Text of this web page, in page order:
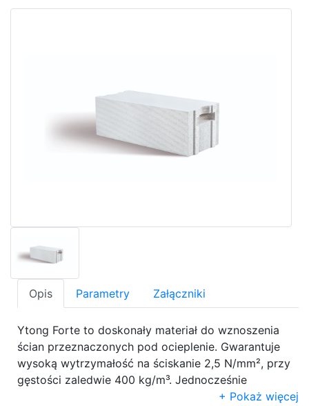
Opis Parametry Załączniki
Ytong Forte to doskonały materiał do wznoszenia
ścian przeznaczonych pod ocieplenie. Gwarantuje
wysoką wytrzymałość na ściskanie 2,5 N/mm², przy
gęstości zaledwie 400 kg/m³. Jednocześnie
charakteryzuje go wysoka izolacyjność termiczna
Pokaż więcej